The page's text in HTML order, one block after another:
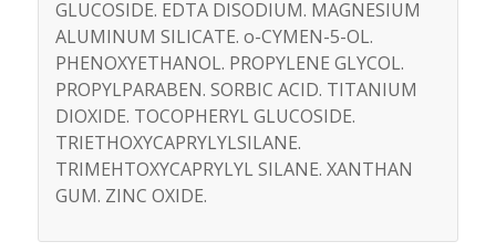
GLUCOSIDE. EDTA DISODIUM. MAGNESIUM
ALUMINUM SILICATE. o-CYMEN-5-OL.
PHENOXYETHANOL. PROPYLENE GLYCOL.
PROPYLPARABEN. SORBIC ACID. TITANIUM
DIOXIDE. TOCOPHERYL GLUCOSIDE.
TRIETHOXYCAPRYLYLSILANE.
TRIMEHTOXYCAPRYLYL SILANE. XANTHAN
GUM. ZINC OXIDE.